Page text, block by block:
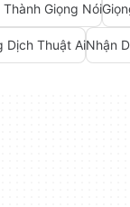
Thành Giọng Nói
Dịch Thuật AiNhận